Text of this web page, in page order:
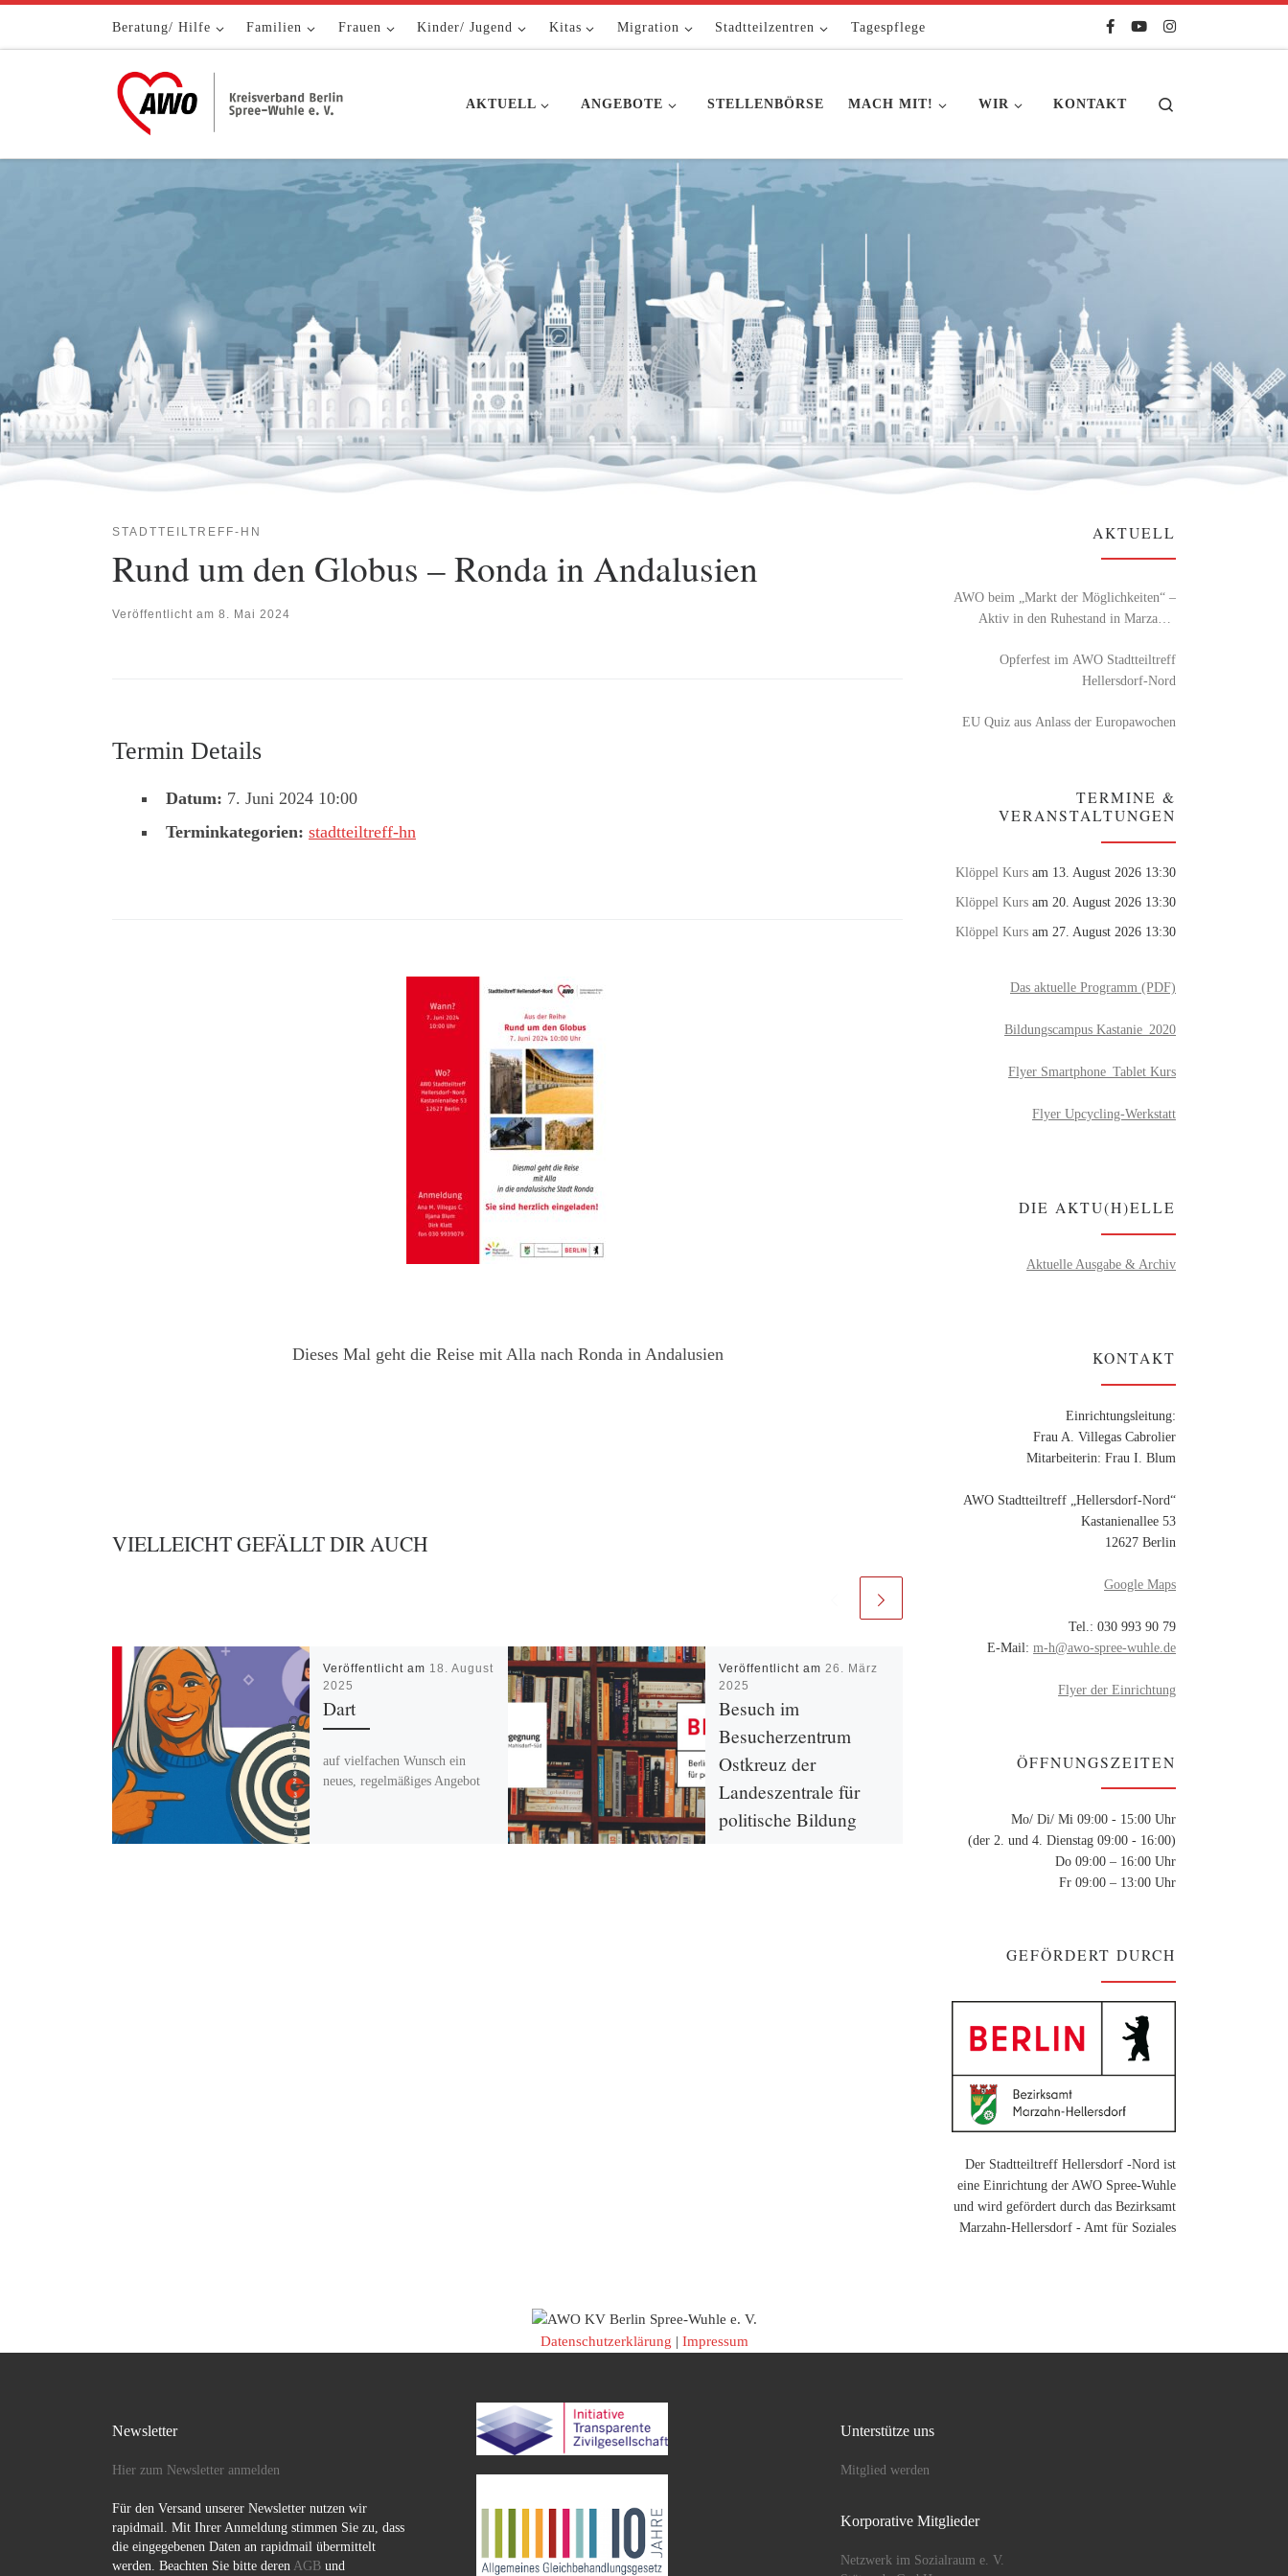
Zum Inhalt springenBeratung/ Hilfe Familien Frauen Kinder/ Jugend Kitas Migration Stadtteilzentren Tagespflege
AKTUELL ANGEBOTE STELLENBÖRSE MACH MIT! WIR KONTAKT
STADTTEILTREFF-HN
Rund um den Globus – Ronda in Andalusien
Veröffentlicht am 8. Mai 2024
Termin Details
Datum: 7. Juni 2024 10:00
Terminkategorien: stadtteiltreff-hn
Dieses Mal geht die Reise mit Alla nach Ronda in Andalusien
VIELLEICHT GEFÄLLT DIR AUCH
Veröffentlicht am 18. August
2025
Dart
auf vielfachen Wunsch ein
neues, regelmäßiges Angebot
Veröffentlicht am 26. März
2025
Besuch im
Besucherzentrum
Ostkreuz der
Landeszentrale für
politische Bildung
September 2024
Kreatives Schreiben mit
spree-wuhle.de oder 030 29 04
66 11 dienstags 18.30 – 20.00
Uhr Mariposa […]
AKTUELL
AWO beim „Markt der Möglichkeiten“ –
Aktiv in den Ruhestand in Marzahn-
Opferfest im AWO Stadtteiltreff
Hellersdorf-Nord
EU Quiz aus Anlass der Europawochen
TERMINE &
VERANSTALTUNGEN
Klöppel Kurs am 13. August 2026 13:30
Klöppel Kurs am 20. August 2026 13:30
Klöppel Kurs am 27. August 2026 13:30
Das aktuelle Programm (PDF)
Bildungscampus Kastanie_2020
Flyer Smartphone_Tablet Kurs
Flyer Upcycling-Werkstatt
DIE AKTU(H)ELLE
Aktuelle Ausgabe & Archiv
KONTAKT
Einrichtungsleitung:
Frau A. Villegas Cabrolier
Mitarbeiterin: Frau I. Blum
AWO Stadtteiltreff „Hellersdorf-Nord“
Kastanienallee 53
12627 Berlin
Google Maps
Tel.: 030 993 90 79
E-Mail: m-h@awo-spree-wuhle.de
Flyer der Einrichtung
ÖFFNUNGSZEITEN
Mo/ Di/ Mi 09:00 - 15:00 Uhr
(der 2. und 4. Dienstag 09:00 - 16:00)
Do 09:00 – 16:00 Uhr
Fr 09:00 – 13:00 Uhr
GEFÖRDERT DURCH
Der Stadtteiltreff Hellersdorf -Nord ist
eine Einrichtung der AWO Spree-Wuhle
und wird gefördert durch das Bezirksamt
Marzahn-Hellersdorf - Amt für Soziales
Datenschutzerklärung | Impressum
Newsletter
Hier zum Newsletter anmelden
Für den Versand unserer Newsletter nutzen wir
rapidmail. Mit Ihrer Anmeldung stimmen Sie zu, dass
die eingegebenen Daten an rapidmail übermittelt
werden. Beachten Sie bitte deren AGB und
Unterstütze uns
Mitglied werden
Korporative Mitglieder
Netzwerk im Sozialraum e. V.